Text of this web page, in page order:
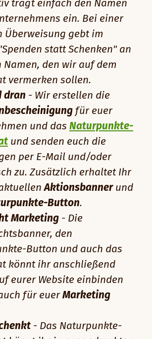
tragt einfach den Namen
ein. Bei einer
Überweisung gebt im
statt Schenken" an
Namen, den wir auf dem
vermerken sollen.
dran - Wir erstellen die
für euer
und das Naturpunkte-
und senden euch die
per E-Mail und/oder
zu. Zusätzlich erhaltet Ihr
Aktionsbannerund
Button.
Marketing - Die
den
Button und auch das
könnt ihr anschließend
eurer Website einbinden
für euer Marketing
- Das Naturpunkte-